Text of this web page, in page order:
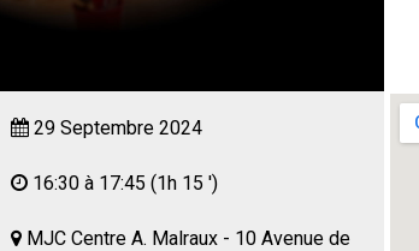
29 Septembre 2024
16:30 à 17:45 (1h 15 ')
MJC Centre A. Malraux - 10 Avenue de